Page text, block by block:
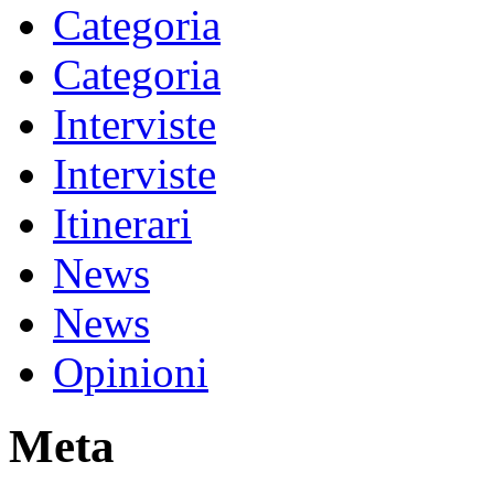
Categoria
Categoria
Interviste
Interviste
Itinerari
News
News
Opinioni
Meta